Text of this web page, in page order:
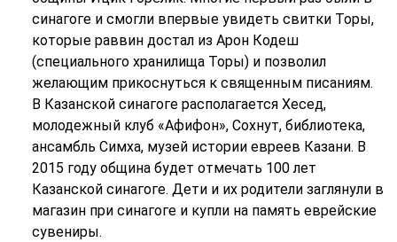
синагоге и смогли впервые увидеть свитки Торы,
которые раввин достал из Арон Кодеш
(специального хранилища Торы) и позволил
желающим прикоснуться к священным писаниям.
В Казанской синагоге располагается Хесед,
молодежный клуб «Афифон», Сохнут, библиотека,
ансамбль Симха, музей истории евреев Казани. В
2015 году община будет отмечать 100 лет
Казанской синагоге. Дети и их родители заглянули в
магазин при синагоге и купли на память еврейские
сувениры.